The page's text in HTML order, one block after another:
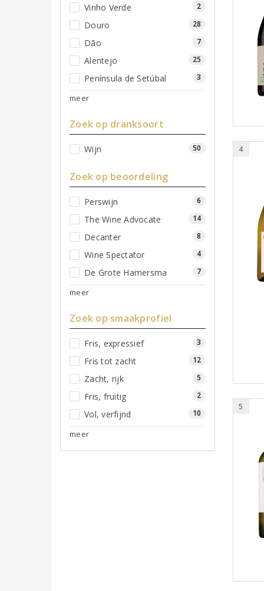
Vinho Verde 2
Douro 28
Dão 7
Alentejo 25
Península de Setúbal 3
meer
Zoek op dranksoort
Wijn 50
Zoek op beoordeling
Perswijn 6
The Wine Advocate 14
Decanter 8
Wine Spectator 4
De Grote Hamersma 7
meer
Zoek op smaakprofiel
Fris, expressief 3
Fris tot zacht 12
Zacht, rijk 5
Fris, fruitig 2
Vol, verfijnd 10
meer
4
5